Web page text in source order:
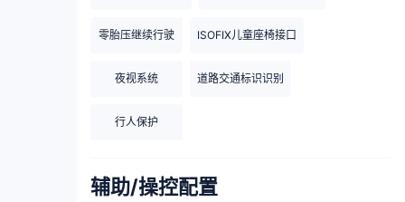
零胎压继续行驶 ISOFIX儿童座椅接口
夜视系统 道路交通标识识别
行人保护
辅助/操控配置